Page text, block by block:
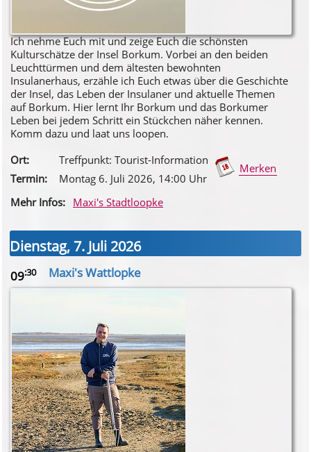
Ich nehme Euch mit und zeige Euch die schönsten
Kulturschätze der Insel Borkum. Vorbei an den beiden
Leuchttürmen und dem ältesten bewohnten
Insulanerhaus, erzähle ich Euch etwas über die Geschichte
der Insel, das Leben der Insulaner und aktuelle Themen
auf Borkum. Hier lernt Ihr Borkum und das Borkumer
Leben bei jedem Schritt ein Stückchen näher kennen.
Komm dazu und laat uns loopen.
Ort:
Treffpunkt: Tourist-Information
Termin:
Montag 6. Juli 2026, 14:00 Uhr
Merken
Mehr Infos: Maxi's Stadtloopke
Dienstag, 7. Juli 2026
09:30 Maxi's Wattlopke